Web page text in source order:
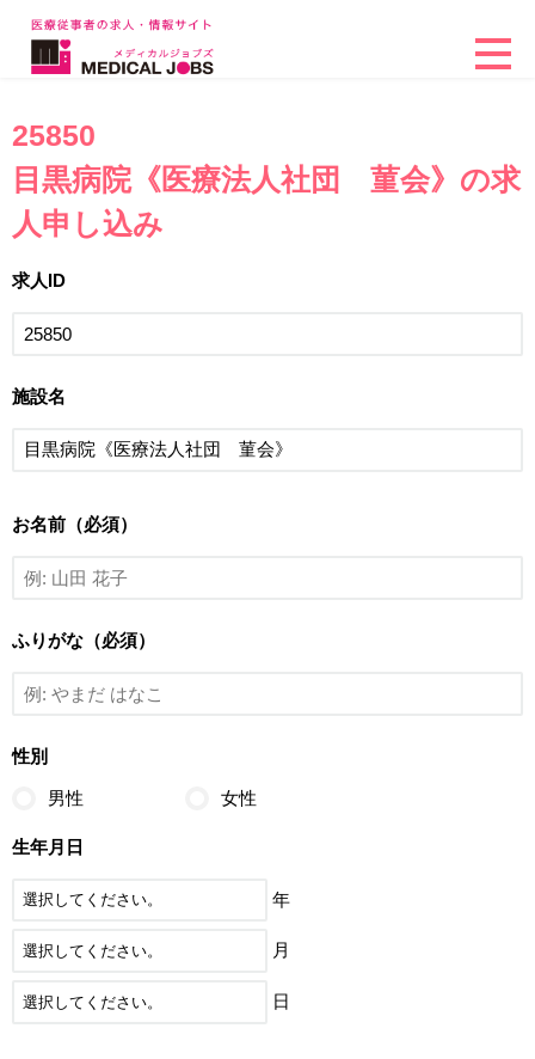
25850
目黒病院《医療法人社団 菫会》の求
人申し込み
求人ID
施設名
お名前（必須）
ふりがな（必須）
性別
男性 女性
生年月日
年
月
日